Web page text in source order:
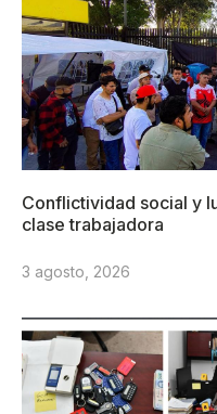
Conflictividad social y
clase trabajadora
3 agosto, 2026